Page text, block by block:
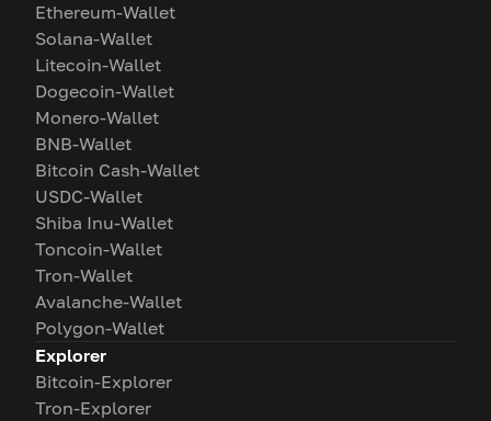
Ethereum-Wallet
Solana-Wallet
Litecoin-Wallet
Dogecoin-Wallet
Monero-Wallet
BNB-Wallet
Bitcoin Cash-Wallet
USDC-Wallet
Shiba Inu-Wallet
Toncoin-Wallet
Tron-Wallet
Avalanche-Wallet
Polygon-Wallet
Explorer
Bitcoin-Explorer
Tron-Explorer